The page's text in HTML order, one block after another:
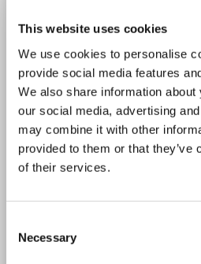
This website uses cookies
We use cookies to personalise
provide social media features
We also share information
our social media, advertising
may combine it with other
provided to them or that they’ve
of their services.
Selection
Necessary
WB, IF, IHC (p), FACS
Wirt:
unconjugated
3 Abbildungen